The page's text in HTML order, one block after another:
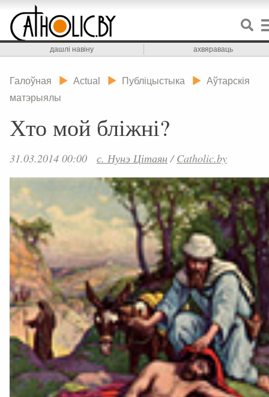
дашлі навіну ахвяраваць
Галоўная Actual Публіцыстыка
Аўтарскія
матэрыялы
Хто мой бліжні?
31.03.2014 00:00 с. Нунэ Цітаян /Catholic.by